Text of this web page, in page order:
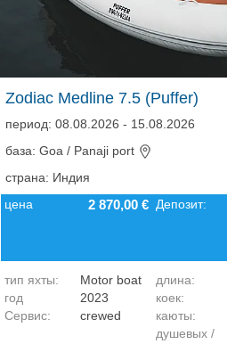
Zodiac Medline 7.5 (Puffer)
период: 08.08.2026 - 15.08.2026
база: Goa / Panaji port
страна: Индия
цена
2 870,00 € Депозит:
тип яхты:
Motor boat
год
постройки:
2023
Сервис:
crewed
длина:
коек:
каюты:
душевых /